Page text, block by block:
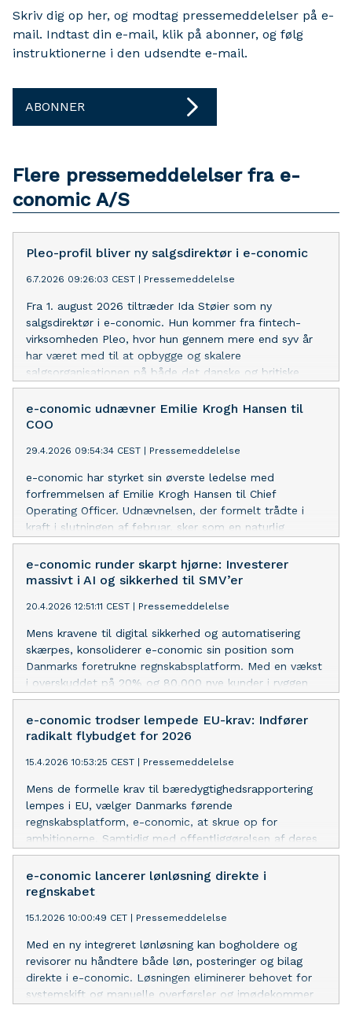
Skriv dig op her, og modtag pressemeddelelser på e-
mail. Indtast din e-mail, klik på abonner, og følg
instruktionerne i den udsendte e-mail.
ABONNER
Flere pressemeddelelser fra e-
conomic A/S
Pleo-profil bliver ny salgsdirektør i e-conomic
6.7.2026 09:26:03 CEST | Pressemeddelelse
Fra 1. august 2026 tiltræder Ida Støier som ny
salgsdirektør i e-conomic. Hun kommer fra fintech-
virksomheden Pleo, hvor hun gennem mere end syv år
har været med til at opbygge og skalere
salgsorganisationen på både det danske og britiske
marked.
e-conomic udnævner Emilie Krogh Hansen til
COO
29.4.2026 09:54:34 CEST | Pressemeddelelse
e-conomic har styrket sin øverste ledelse med
forfremmelsen af Emilie Krogh Hansen til Chief
Operating Officer. Udnævnelsen, der formelt trådte i
kraft i slutningen af februar, sker som en naturlig
konsekvens af virksomhedens vækst og et øget behov
for at binde de strategiske prioriteter tættere sammen
med den daglige eksekvering på tværs af
e-conomic runder skarpt hjørne: Investerer
massivt i AI og sikkerhed til SMV’er
20.4.2026 12:51:11 CEST | Pressemeddelelse
Mens kravene til digital sikkerhed og automatisering
skærpes, konsoliderer e-conomic sin position som
Danmarks foretrukne regnskabsplatform. Med en vækst
i overskuddet på 20% og 80.000 nye kunder i ryggen
bruger selskabet nu sit momentum til at fremtidssikre
de danske SMV’er gennem AI og øget databeskyttelse.
e-conomic trodser lempede EU-krav: Indfører
radikalt flybudget for 2026
15.4.2026 10:53:25 CEST | Pressemeddelelse
Mens de formelle krav til bæredygtighedsrapportering
lempes i EU, vælger Danmarks førende
regnskabsplatform, e-conomic, at skrue op for
ambitionerne. Samtidig med offentliggørelsen af deres
femte ESG-rapport introducerer virksomheden et
benhårdt budget på antallet af flyrejser for at knække
CO2-kurven.
e-conomic lancerer lønløsning direkte i
regnskabet
15.1.2026 10:00:49 CET | Pressemeddelelse
Med en ny integreret lønløsning kan bogholdere og
revisorer nu håndtere både løn, posteringer og bilag
direkte i e-conomic. Løsningen eliminerer behovet for
systemskift og manuelle overførsler og imødekommer